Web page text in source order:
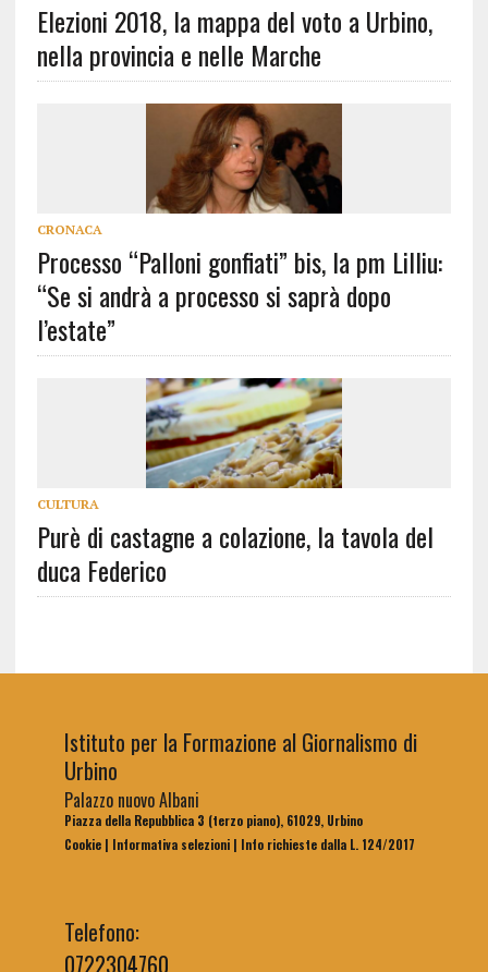
Elezioni 2018, la mappa del voto a Urbino,
nella provincia e nelle Marche
CRONACA
Processo “Palloni gonfiati” bis, la pm Lilliu:
“Se si andrà a processo si saprà dopo
l’estate”
CULTURA
Purè di castagne a colazione, la tavola del
duca Federico
Istituto per la Formazione al Giornalismo di
Urbino
Palazzo nuovo Albani
Piazza della Repubblica 3 (terzo piano), 61029, Urbino
Cookie| Informativa selezioni| Info richieste dalla L. 124/2017
Telefono:
0722304760